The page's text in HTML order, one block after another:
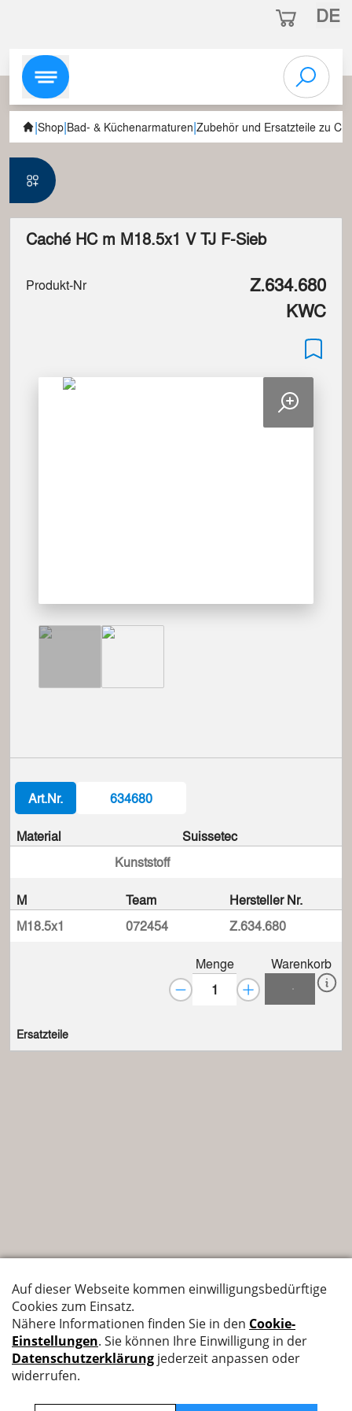
DE
|Shop|Bad- & Küchenarmaturen|Zubehör und Ersatzteile zu
Caché HC m M18.5x1 V TJ F-Sieb
Produkt-Nr
Z.634.680
KWC
Art.Nr. 634680
Material
Kunststoff
Suissetec
M Team
Hersteller Nr.
M18.5x1
072454 Z.634.680
Menge Warenkorb
Ersatzteile